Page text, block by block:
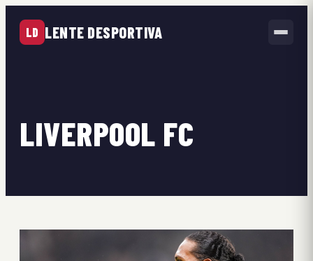
LD LENTE DESPORTIVA
LIVERPOOL FC